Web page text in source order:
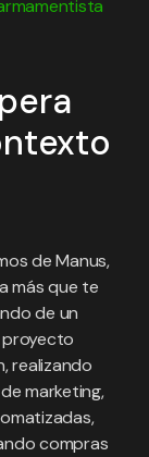
de Manus,
más que te
de un
realizando
marketing,
compras